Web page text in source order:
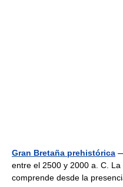
Gran Bretaña prehistórica
entre el 2500 y 2000 a. C. La
comprende desde la